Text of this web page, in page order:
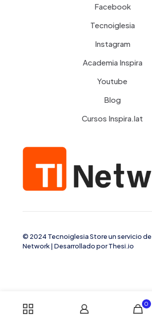
Facebook
Tecnoiglesia
Instagram
Academia Inspira
Youtube
Blog
Cursos Inspira.lat
© 2024 Tecnoiglesia Store un servicio de
Network| Desarrollado porThesi.io
0